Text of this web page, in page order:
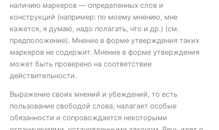
наличию маркеров — определенных слов и
конструкций (например: по моему мнению, мне
кажется, я думаю, надо полагать, что и др.) (см.
предположение). Мнение в форме утверждения таких
маркеров не содержит. Мнение в форме утверждения
может быть проверено на соответствие
действительности.
Выражение своих мнений и убеждений, то есть
пользование свободой слова, налагает особые
обязанности и сопровождается некоторыми